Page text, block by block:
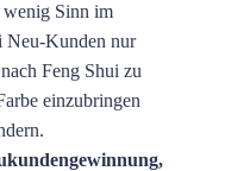
wenig Sinn im
Neu-Kunden nur
Feng Shui zu
einzubringen